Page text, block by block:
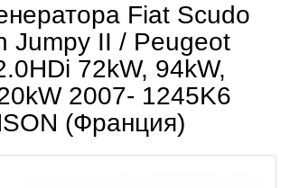
Fiat Scudo
Jumpy II / Peugeot
72kW, 94kW,
2007- 1245K6
(Франция)